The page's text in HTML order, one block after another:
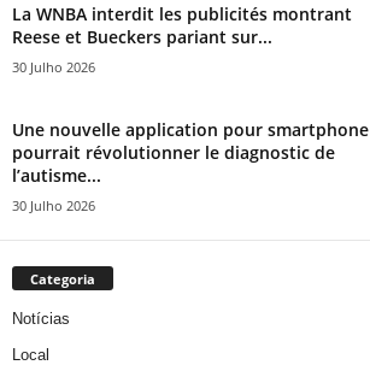
La WNBA interdit les publicités montrant
Reese et Bueckers pariant sur...
30 Julho 2026
Une nouvelle application pour smartphone
pourrait révolutionner le diagnostic de
l’autisme...
30 Julho 2026
Categoria
Notícias
Local